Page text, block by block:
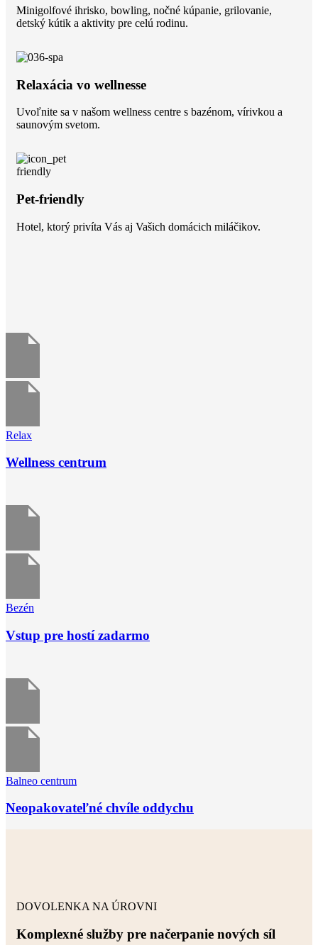
Minigolfové ihrisko, bowling, nočné kúpanie, grilovanie,
detský kútik a aktivity pre celú rodinu.
Relaxácia vo wellnesse
Uvoľnite sa v našom wellness centre s bazénom, vírivkou a
saunovým svetom.
Pet-friendly
Hotel, ktorý privíta Vás aj Vašich domácich miláčikov.
Relax
Wellness centrum
Bezén
Vstup pre hostí zadarmo
Balneo centrum
Neopakovateľné chvíle oddychu
DOVOLENKA NA ÚROVNI
Komplexné služby pre načerpanie nových síl